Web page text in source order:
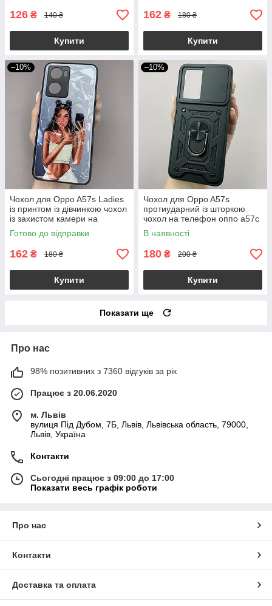
126 ₴ 140 ₴
Купити
162 ₴ 180 ₴
Купити
–10%
Чохол для Oppo A57s Ladies
із принтом із дівчинкою чохол
із захистом камери на
телефон оппо а57с сірий
Готово до відправки
162 ₴ 180 ₴
Купити
–10%
Чохол для Oppo A57s
протиударний із шторкою
чохол на телефон оппо а57с
чорний crt
В наявності
180 ₴ 200 ₴
Купити
Показати ще
Про нас
98% позитивних з 7360 відгуків за рік
Працює з 20.06.2020
м. Львів
вулиця Під Дубом, 7Б, Львів, Львівська область, 79000,
Львів, Україна
Контакти
Сьогодні працює з 09:00 до 17:00
Показати весь графік роботи
Про нас
Контакти
Доставка та оплата